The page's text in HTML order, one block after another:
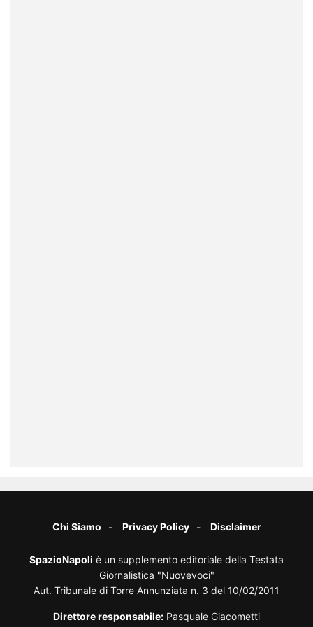
Chi Siamo Privacy Policy Disclaimer
SpazioNapoli è un supplemento editoriale della Testata
Giornalistica "Nuovevoci"
Aut. Tribunale di Torre Annunziata n. 3 del 10/02/2011
Direttore responsabile: Pasquale Giacometti